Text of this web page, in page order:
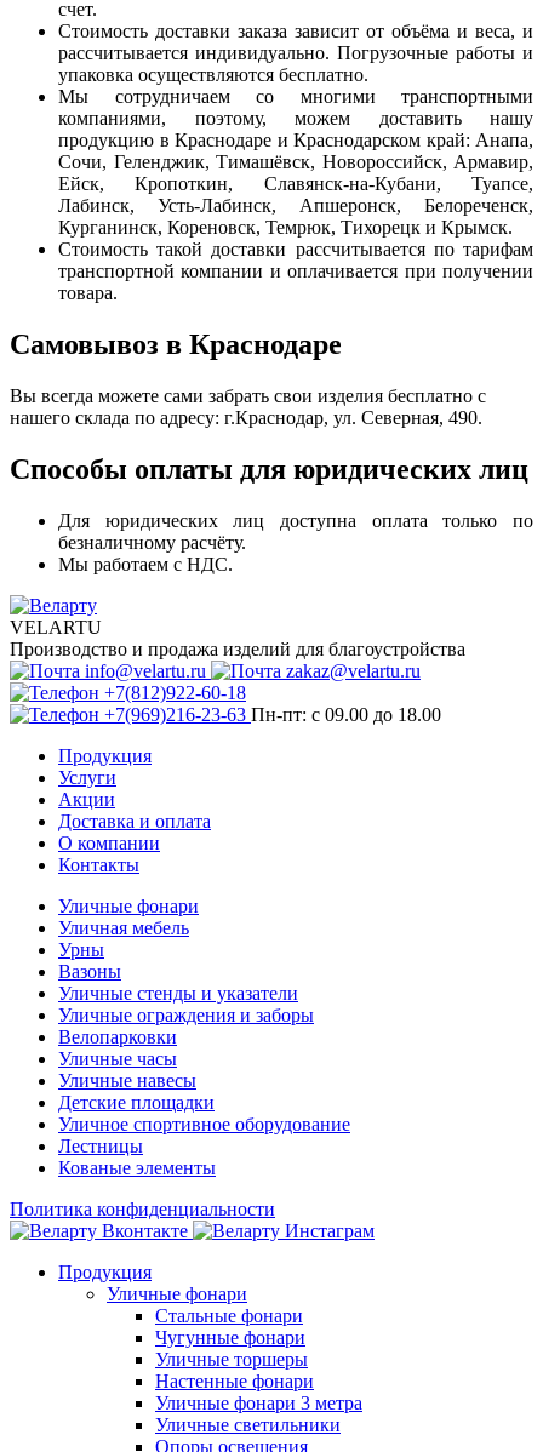
счет.
Стоимость доставки заказа зависит от объёма и веса, и
рассчитывается индивидуально. Погрузочные работы и
упаковка осуществляются бесплатно.
Мы сотрудничаем со многими транспортными
компаниями, поэтому, можем доставить нашу
продукцию в Краснодаре и Краснодарском край: Анапа,
Сочи, Геленджик, Тимашёвск, Новороссийск, Армавир,
Ейск, Кропоткин, Славянск-на-Кубани, Туапсе,
Лабинск, Усть-Лабинск, Апшеронск, Белореченск,
Курганинск, Кореновск, Темрюк, Тихорецк и Крымск.
Стоимость такой доставки рассчитывается по тарифам
транспортной компании и оплачивается при получении
товара.
Самовывоз в Краснодаре
Вы всегда можете сами забрать свои изделия бесплатно с
нашего склада по адресу: г.Краснодар, ул. Северная, 490.
Способы оплаты для юридических лиц
Для юридических лиц доступна оплата только по
безналичному расчёту.
Мы работаем с НДС.
VELARTU
Производство и продажа изделий для благоустройства
info@velartu.ru
zakaz@velartu.ru
+7(812)922-60-18
+7(969)216-23-63 Пн-пт: с 09.00 до 18.00
Продукция
Услуги
Акции
Доставка и оплата
О компании
Контакты
Уличные фонари
Уличная мебель
Урны
Вазоны
Уличные стенды и указатели
Уличные ограждения и заборы
Велопарковки
Уличные часы
Уличные навесы
Детские площадки
Уличное спортивное оборудование
Лестницы
Кованые элементы
Политика конфиденциальности
Продукция
Уличные фонари
Стальные фонари
Чугунные фонари
Уличные торшеры
Настенные фонари
Уличные фонари 3 метра
Уличные светильники
Опоры освещения